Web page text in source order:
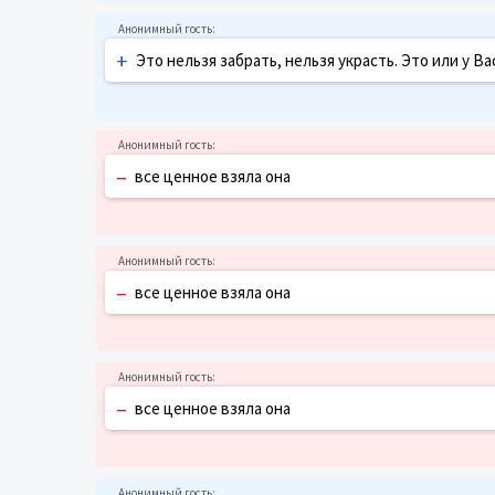
+ Это нельзя забрать, нельзя украсть. Это или у
– все ценное взяла она
– все ценное взяла она
– все ценное взяла она